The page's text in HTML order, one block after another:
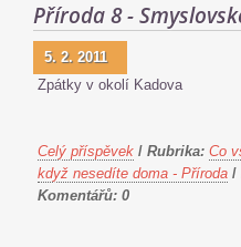
Příroda 8 -
5. 2. 2011
Zpátky v okolí Kadova
Celý příspěvek / Rubrika: Co
když nesedíte doma - Příroda /
Komentářů: 0